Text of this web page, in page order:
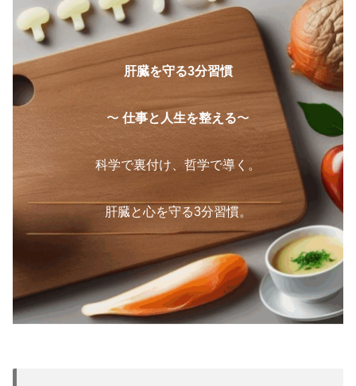
肝臓を守る3分習慣
〜 仕事と人生を整える〜
科学で裏付け、哲学で導く。
肝臓と心を守る3分習慣。